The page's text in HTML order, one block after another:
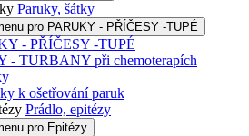
Paruky, šátky
pro PARUKY - PŘÍČESY -TUPÉ
- PŘÍČESY -TUPÉ
- TURBANY při chemoterapích
k ošetřování paruk
Prádlo, epitézy
pro Epitézy